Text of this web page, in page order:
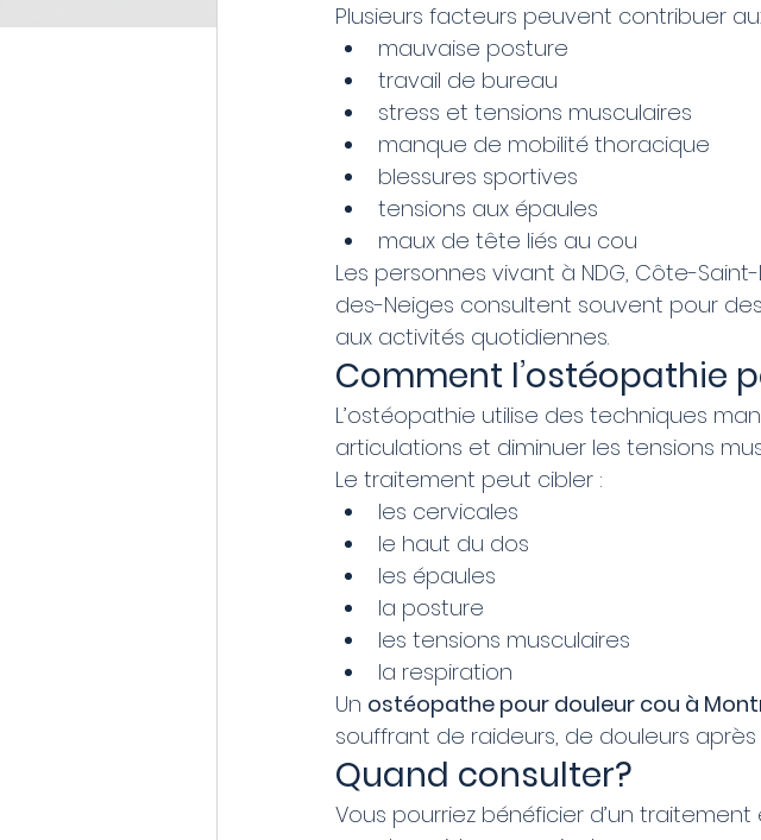
Plusieurs facteurs peuvent contribuer
mauvaise posture
travail de bureau
stress et tensions musculaires
manque de mobilité thoracique
blessures sportives
tensions aux épaules
maux de tête liés au cou
Les personnes vivant à NDG, Côte-
des-Neiges consultent souvent pour
aux activités quotidiennes.
Comment l’ostéopathie
L’ostéopathie utilise des techniques
articulations et diminuer les tensions
Le traitement peut cibler :
les cervicales
le haut du dos
les épaules
la posture
les tensions musculaires
la respiration
Un ostéopathe pour douleur cou à
souffrant de raideurs, de douleurs
Quand consulter?
Vous pourriez bénéficier d’un